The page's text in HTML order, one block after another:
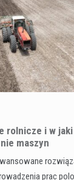
rolnicze i w
maszyn
prac